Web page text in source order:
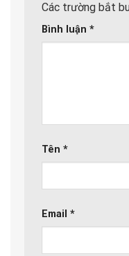
Các trường bắt
Bình luận *
Tên *
Email *